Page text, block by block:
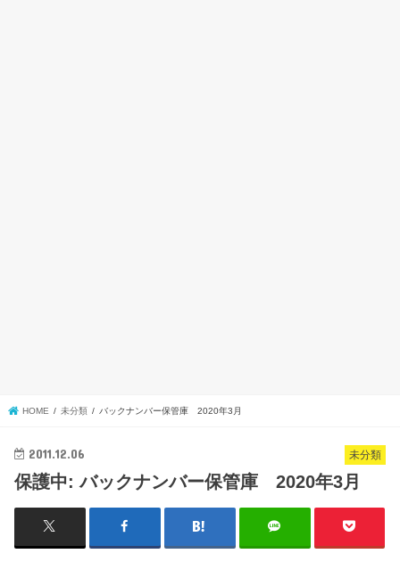
HOME 未分類 バックナンバー保管庫 2020年3月
未分類
2011.12.06
保護中: バックナンバー保管庫 2020年3月